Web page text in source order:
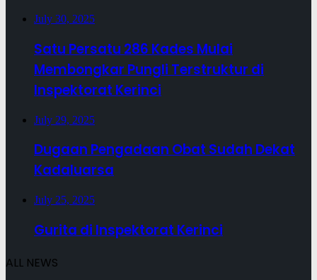
July 30, 2025
Satu Persatu 286 Kades Mulai
Membongkar Pungli Terstruktur di
Inspektorat Kerinci
July 29, 2025
Dugaan Pengadaan Obat Sudah Dekat
Kadaluarsa
July 25, 2025
Gurita di Inspektorat Kerinci
ALL NEWS